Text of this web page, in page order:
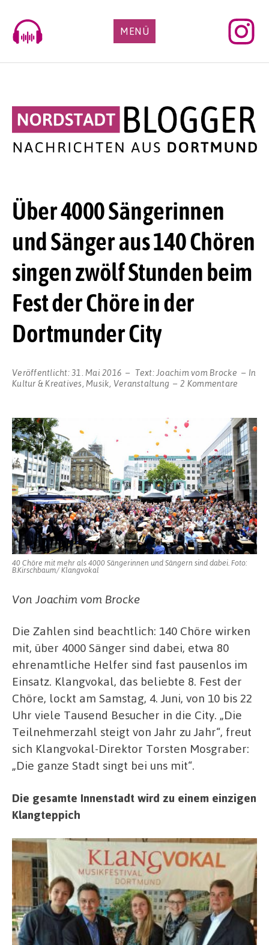
content
MENÜ
Über 4000 Sängerinnen
und Sänger aus 140 Chören
singen zwölf Stunden beim
Fest der Chöre in der
Dortmunder City
Veröffentlicht:31. Mai 2016 Text: Joachim vom Brocke
In
Kultur & Kreatives, Musik, Veranstaltung 2 Kommentare
und
Sänger
aus
140
Chören
singen
zwölf
Stunden
beim
Fest
der
Chöre
in
der
40 Chöre mit mehr als 4000 Sängerinnen und Sängern sind dabei. Foto:
B.Kirschbaum/ Klangvokal
Von Joachim vom Brocke
Die Zahlen sind beachtlich: 140 Chöre wirken
mit, über 4000 Sänger sind dabei, etwa 80
ehrenamtliche Helfer sind fast pausenlos im
Einsatz. Klangvokal, das beliebte 8. Fest der
Chöre, lockt am Samstag, 4. Juni, von 10 bis 22
Uhr viele Tausend Besucher in die City. „Die
Teilnehmerzahl steigt von Jahr zu Jahr“, freut
sich Klangvokal-Direktor Torsten Mosgraber:
„Die ganze Stadt singt bei uns mit“.
Die gesamte Innenstadt wird zu einem einzigen
Klangteppich